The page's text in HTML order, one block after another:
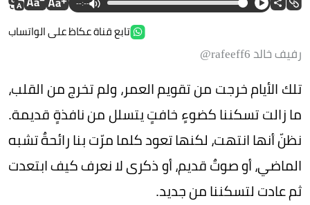
--:--
تابع قناة عكاظ على الواتساب
رفيف خالد rafeeff6@
تلك الأيام خرجت من تقويم العمر، ولم تخرج من القلب،
ما زالت تسكننا كضوءٍ خافتٍ يتسلل من نافذةٍ قديمة.
نظنّ أنها انتهت، لكنها تعود كلما مرّت بنا رائحةٌ تشبه
الماضي، أو صوتٌ قديم، أو ذكرى لا نعرف كيف ابتعدت
ثم عادت لتسكننا من جديد.